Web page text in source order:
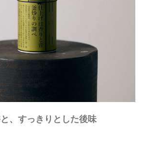
、すっきりとした後味